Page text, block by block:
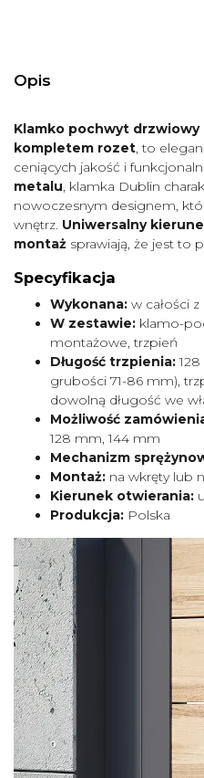
Opis
Klamko pochwyt
kompletem rozet, to
ceniących jakość i
metalu, klamka Dublin
nowoczesnym designem,
wnętrz. Uniwersalny
montaż sprawiają, że jest to
Specyfikacja
Wykonana: w całości
W zestawie: klamo-
montażowe, trzpień
Długość trzpienia:
grubości 71-86 mm),
dowolną długość we
Możliwość
128 mm, 144 mm
Mechanizm
Montaż: na wkręty lub
Kierunek otwierania:
Produkcja: Polska